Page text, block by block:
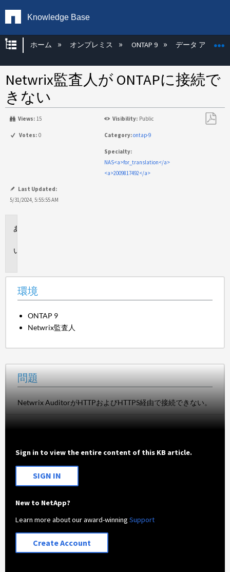
Knowledge Base
グローバル階層を展開/折りたたむ
ホーム オンプレミス ONTAP 9 データ アクセス
Netwrix監査人が ONTAPに接続で
きない
Views: 15 Visibility: Public
Votes: 0 Category:ontap-9
Specialty:
NAS<a>for_translation</a>
<a>2009817492</a>
Last Updated:
5/31/2024, 5:55:55 AM
環境
ONTAP 9
Netwrix監査人
問題
Netwrix AuditorがHTTPおよびHTTPS経由で接続できない。
Sign in to view the entire content of this KB article.
SIGN IN
New to NetApp?
Learn more about our award-winningSupport
Create Account